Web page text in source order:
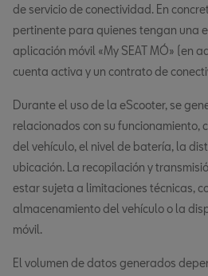
de servicio de conectividad. En
pertinente para quienes tengan una
aplicación móvil «My SEAT MÓ» (en
cuenta activa y un contrato de
Durante el uso de la eScooter, se
relacionados con su funcionamiento,
del vehículo, el nivel de batería, la
ubicación. La recopilación y
estar sujeta a limitaciones técnicas,
almacenamiento del vehículo o la
móvil.
El volumen de datos generados